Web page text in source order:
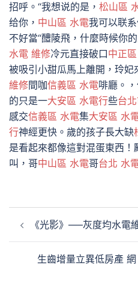
招呼。“我想说的是， 松山區
给你， 中山區 水電我可以联
不好當“醴陵飛，什麼時候你
水電 維修冷元直接破口中正
被吸引小甜瓜馬上離開，玲妃
維修間咖信義區 水電啡廳。
的只是一大安區 水電行些台
感交信義區 水電集大安區 水
行神經更快。歲的孩子長大缺
是看起來都像這對混蛋東西！
叫，哥中山區 水電哥台北 水
章
《光影》—–灰度均水電
生齒增量立異低房產 網